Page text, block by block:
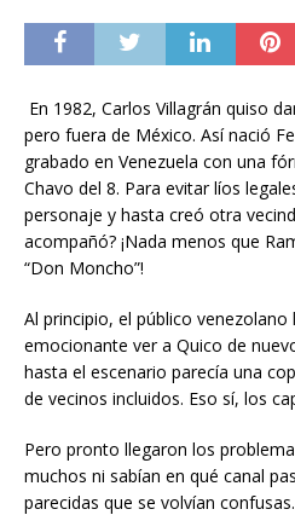
En 1982, Carlos Villagrán quiso
pero fuera de México. Así nació
grabado en Venezuela con una
Chavo del 8. Para evitar líos
personaje y hasta creó otra
acompañó? ¡Nada menos que
“Don Moncho”!
Al principio, el público
emocionante ver a Quico de
hasta el escenario parecía una
de vecinos incluidos. Eso sí, los
Pero pronto llegaron los
muchos ni sabían en qué canal
parecidas que se volvían